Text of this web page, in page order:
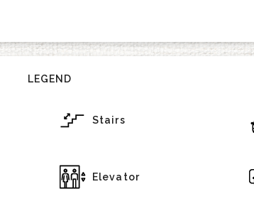
LEGEND
Stairs
Elevator